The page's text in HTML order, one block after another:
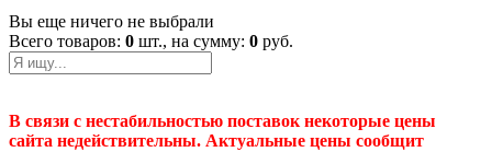
Вы еще ничего не выбрали
Всего товаров: 0 шт., на сумму: 0 руб.
В связи с нестабильностью поставок некоторые цены
сайта недействительны. Актуальные цены сообщит